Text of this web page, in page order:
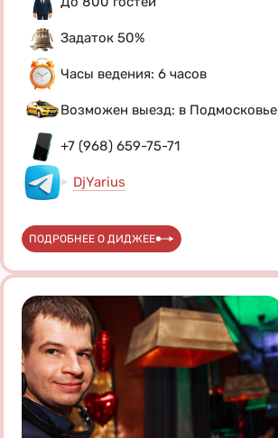
Задаток 50%
Часы ведения: 6 часов
Возможен выезд: в Подмосковье
+7 (968) 659-75-71
DjYarius
ПОДРОБНЕЕ О ДИДЖЕЕ